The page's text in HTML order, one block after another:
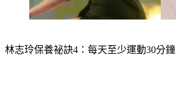
林志玲保養祕訣4：每天至少運動30分鐘